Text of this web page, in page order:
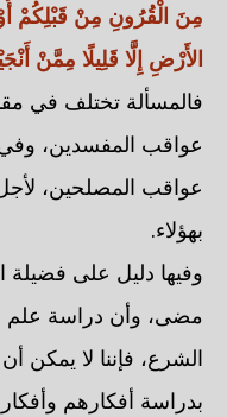
مِنَ الْقُرُونِ مِنْ قَبْلِكُمْ
الأَرْضِ إِلَّا قَلِيلًا مِمَّنْ
فالمسألة تختلف في
عواقب المفسدين،
عواقب المصلحين،
بهؤلاء.
وفيها دليل على فضيلة
مضى، وأن دراسة علم
الشرع، فإننا لا يمكن
بدراسة أفكارهم